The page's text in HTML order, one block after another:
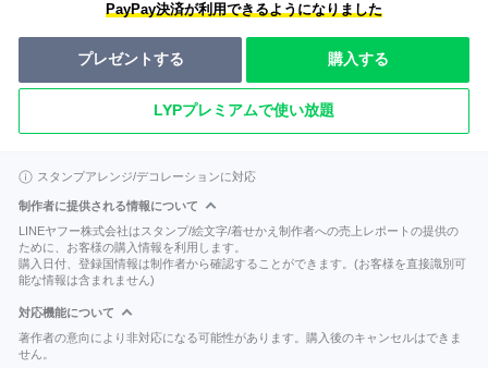
PayPay決済が利用できるようになりました
プレゼントする 購入する
LYPプレミアムで使い放題
スタンプアレンジ/デコレーションに対応
制作者に提供される情報について
LINEヤフー株式会社はスタンプ/絵文字/着せかえ制作者への売上レポートの提供の
ために、お客様の購入情報を利用します。
購入日付、登録国情報は制作者から確認することができます。(お客様を直接識別可
能な情報は含まれません)
対応機能について
著作者の意向により非対応になる可能性があります。購入後のキャンセルはできま
せん。